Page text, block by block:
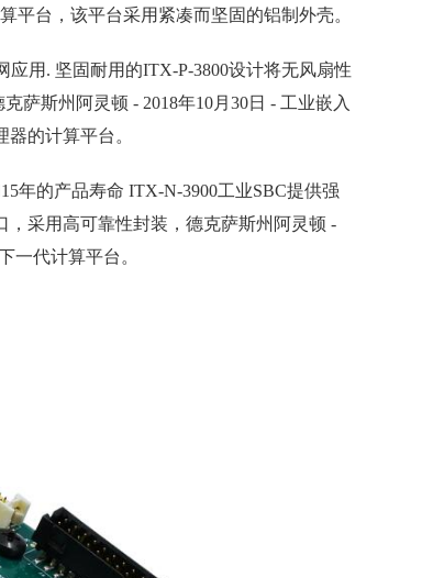
平台，该平台采用紧凑而坚固的铝制外壳。
应用. 坚固耐用的ITX-P-3800设计将无风扇性
萨斯州阿灵顿 - 2018年10月30日 - 工业嵌入
的计算平台。
年的产品寿命 ITX-N-3900工业SBC提供强
，采用高可靠性封装，德克萨斯州阿灵顿 -
一代计算平台。